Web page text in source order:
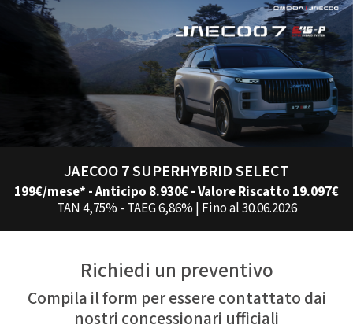
JAECOO 7 SUPERHYBRID SELECT
199€/mese* - Anticipo 8.930€ - Valore Riscatto 19.097€
TAN 4,75% - TAEG 6,86% | Fino al 30.06.2026
Richiedi un preventivo
Compila il form per essere contattato dai
nostri concessionari ufficiali